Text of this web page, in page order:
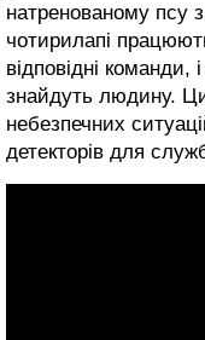
натренованому псу
чотирилапі
відповідні команди,
знайдуть людину.
небезпечних
детекторів для